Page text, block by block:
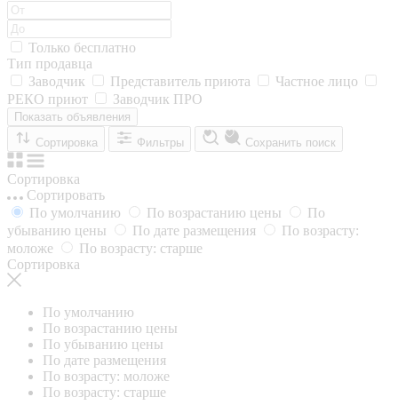
Только бесплатно
Тип продавца
Заводчик
Представитель приюта
Частное лицо
РЕКО приют
Заводчик ПРО
Показать объявления
Сортировка
Фильтры Сохранить поиск
Сортировка
Сортировать
По умолчанию
По возрастанию цены
По
убыванию цены
По дате размещения
По возрасту:
моложе
По возрасту: старше
Сортировка
По умолчанию
По возрастанию цены
По убыванию цены
По дате размещения
По возрасту: моложе
По возрасту: старше